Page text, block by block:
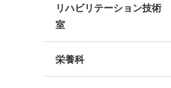
リハビリテーション技術
室
栄養科